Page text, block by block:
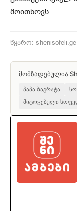
მოითხოვს.
წყარო:
მომზადებულია
პაპა ბაგრატა
მიტოვებული